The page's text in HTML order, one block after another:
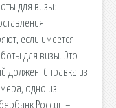
для визы:
если имеется
для визы. Это
должен. Справка из
одно из
России –